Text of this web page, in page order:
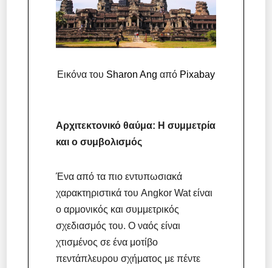
Εικόνα του Sharon Ang από Pixabay
Αρχιτεκτονικό θαύμα: Η συμμετρία
και ο συμβολισμός
Ένα από τα πιο εντυπωσιακά
χαρακτηριστικά του Angkor Wat είναι
ο αρμονικός και συμμετρικός
σχεδιασμός του. Ο ναός είναι
χτισμένος σε ένα μοτίβο
πεντάπλευρου σχήματος με πέντε